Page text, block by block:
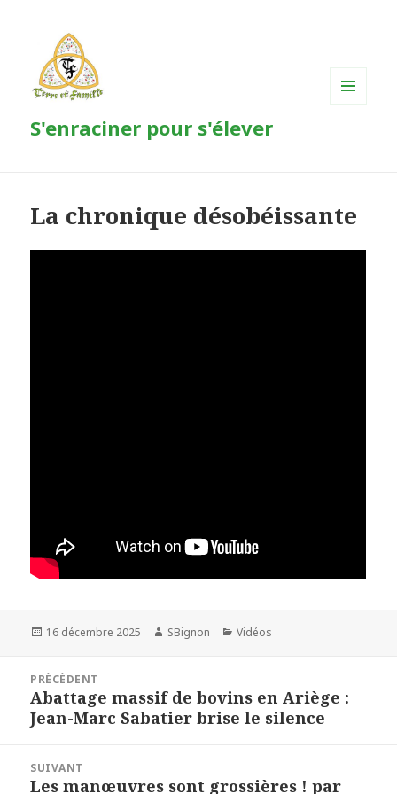
S'enraciner pour s'élever
La chronique désobéissante
Publié
16 décembre 2025 Auteur
SBignon Catégories
Vidéos
l’article
PRÉCÉDENT
Article
précédent :
Abattage massif de bovins en Ariège :
Jean-Marc Sabatier brise le silence
SUIVANT
Article
Les manœuvres sont grossières ! par